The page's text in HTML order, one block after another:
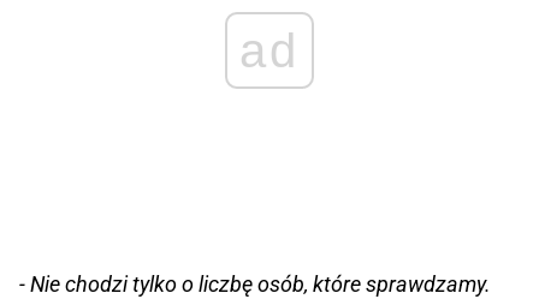
ad
- Nie chodzi tylko o liczbę osób, które sprawdzamy.